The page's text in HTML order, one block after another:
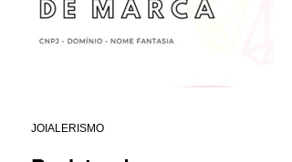
JOIALERISMO